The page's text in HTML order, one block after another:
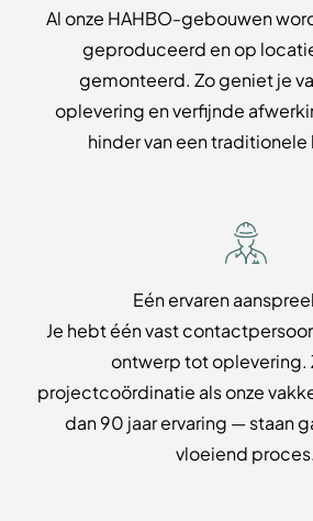
Al onze HAHBO-gebouwen
geproduceerd en op
gemonteerd. Zo geniet je
oplevering en verfijnde
hinder van een
Eén ervaren
Je hebt één vast
ontwerp tot oplevering.
projectcoördinatie als onze
dan 90 jaar ervaring —staan
vloeiend proces.